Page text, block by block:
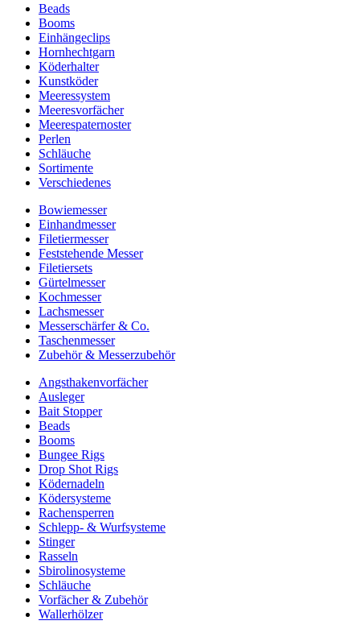
Beads
Booms
Einhängeclips
Hornhechtgarn
Köderhalter
Kunstköder
Meeressystem
Meeresvorfächer
Meerespaternoster
Perlen
Schläuche
Sortimente
Verschiedenes
Bowiemesser
Einhandmesser
Filetiermesser
Feststehende Messer
Filetiersets
Gürtelmesser
Kochmesser
Lachsmesser
Messerschärfer & Co.
Taschenmesser
Zubehör & Messerzubehör
Angsthakenvorfächer
Ausleger
Bait Stopper
Beads
Booms
Bungee Rigs
Drop Shot Rigs
Ködernadeln
Ködersysteme
Rachensperren
Schlepp- & Wurfsysteme
Stinger
Rasseln
Sbirolinosysteme
Schläuche
Vorfächer & Zubehör
Wallerhölzer